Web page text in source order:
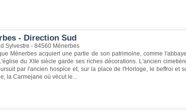
- Direction Sud
Sylvestre - 84560 Ménerbes
Ménerbes acquiert une partie de son patrimoine, comme
du XIIe siècle garde ses riches décorations. L'ancien
par l'ancien hospice et, sur la place de l'Horloge, le beffroi et
la Carmejane où vécut le...